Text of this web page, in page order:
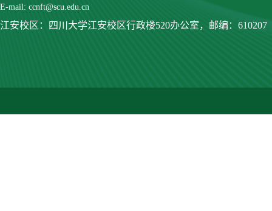
E-mail: ccnft@scu.edu.cn
江安校区：四川大学江安校区行政楼520办公室， 邮编：610207